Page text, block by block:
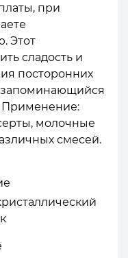
при
Этот
сладость и
посторонних
запоминающийся
Применение:
молочные
смесей.